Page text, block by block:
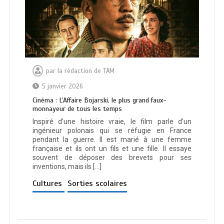
par la rédaction de TAM
5 janvier 2026
Cinéma : L’Affaire Bojarski, le plus grand faux-
monnayeur de tous les temps
Inspiré d’une histoire vraie, le film parle d’un
ingénieur polonais qui se réfugie en France
pendant la guerre. Il est marié à une femme
française et ils ont un fils et une fille. Il essaye
souvent de déposer des brevets pour ses
inventions, mais ils […]
Cultures Sorties scolaires